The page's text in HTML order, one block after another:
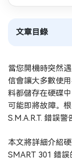
文章目錄
當您開機時突然
信會讓大多數使
料都儲存在硬碟
可能即將故障。
S.M.A.R.T. 錯誤
本文將詳細介紹
SMART 301 錯